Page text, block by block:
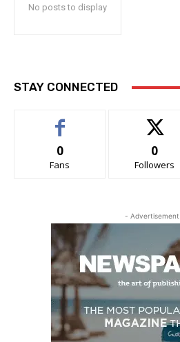
No posts to display
STAY CONNECTED
0
Fans
0
Followers
-